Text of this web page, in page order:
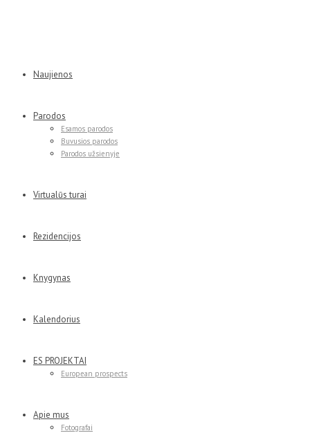
Naujienos
Parodos
Esamos parodos
Buvusios parodos
Parodos užsienyje
Virtualūs turai
Rezidencijos
Knygynas
Kalendorius
ES PROJEKTAI
European prospects
Apie mus
Fotografai